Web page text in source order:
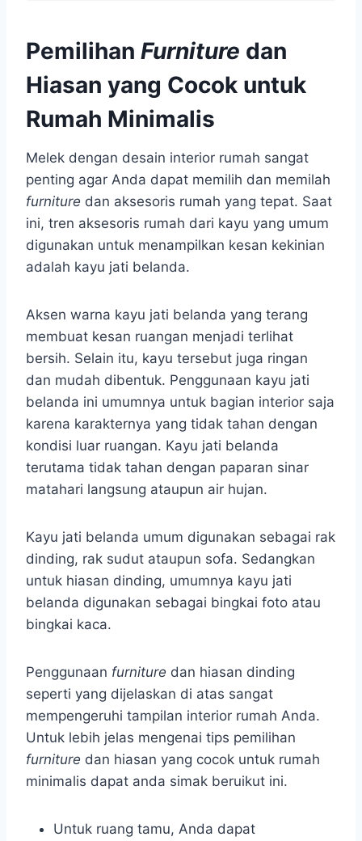
Pemilihan Furniture dan
Hiasan yang Cocok untuk
Rumah Minimalis
Melek dengan desain interior rumah sangat
penting agar Anda dapat memilih dan memilah
furniture dan aksesoris rumah yang tepat. Saat
ini, tren aksesoris rumah dari kayu yang umum
digunakan untuk menampilkan kesan kekinian
adalah kayu jati belanda.
Aksen warna kayu jati belanda yang terang
membuat kesan ruangan menjadi terlihat
bersih. Selain itu, kayu tersebut juga ringan
dan mudah dibentuk. Penggunaan kayu jati
belanda ini umumnya untuk bagian interior saja
karena karakternya yang tidak tahan dengan
kondisi luar ruangan. Kayu jati belanda
terutama tidak tahan dengan paparan sinar
matahari langsung ataupun air hujan.
Kayu jati belanda umum digunakan sebagai rak
dinding, rak sudut ataupun sofa. Sedangkan
untuk hiasan dinding, umumnya kayu jati
belanda digunakan sebagai bingkai foto atau
bingkai kaca.
Penggunaan furniture dan hiasan dinding
seperti yang dijelaskan di atas sangat
mempengeruhi tampilan interior rumah Anda.
Untuk lebih jelas mengenai tips pemilihan
furniture dan hiasan yang cocok untuk rumah
minimalis dapat anda simak beruikut ini.
Untuk ruang tamu, Anda dapat